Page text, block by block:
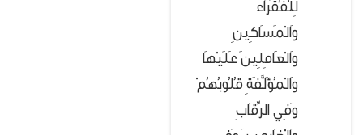
لِلْفُقَرَاء
وَالْمَسَاكِينِ
وَالْعَامِلِينَ عَلَيْهَا
وَالْمُؤَلَّفَةِ قُلُوبُهُمْ
وَفِي الرِّقَابِ